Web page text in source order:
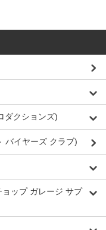
ダクションズ)
バイヤーズ クラブ)
ョップ ガレージ サプ